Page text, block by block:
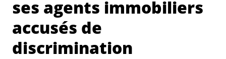
ses agents immobiliers
accusés de
discrimination